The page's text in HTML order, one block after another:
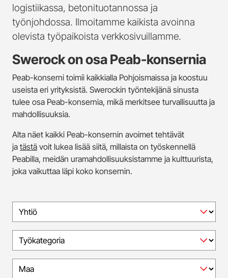
logistiikassa, betonituotannossa ja
työnjohdossa. Ilmoitamme kaikista avoinna
olevista työpaikoista verkkosivuillamme.
Swerock on osa Peab-konsernia
Peab-konserni toimii kaikkialla Pohjoismaissa ja koostuu
useista eri yrityksistä. Swerockin työntekijänä sinusta
tulee osa Peab-konsernia, mikä merkitsee turvallisuutta ja
mahdollisuuksia.
Alta näet kaikki Peab-konsernin avoimet tehtävät
ja tästä voit lukea lisää siitä, millaista on työskennellä
Peabilla, meidän uramahdollisuuksistamme ja kulttuurista,
joka vaikuttaa läpi koko konsernin.